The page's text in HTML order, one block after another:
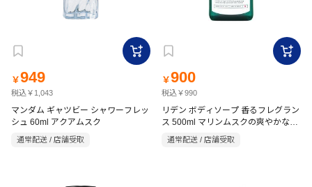
￥949
税込￥1,043
マンダム ギャツビー シャワーフレッ
シュ 60ml アクアムスク
通常配送 / 店舗受取
￥900
税込￥990
リデン ボディソープ 香るフレグラン
ス 500ml マリンムスクの爽やかな香
り 男性用
通常配送 / 店舗受取